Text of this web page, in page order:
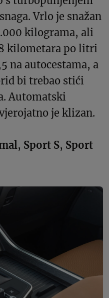
Vrlo je snažan
kilograma, ali
kilometara po litri
na autocestama, a
bi trebao stići
Automatski
je klizan.
, Sport S, Sport